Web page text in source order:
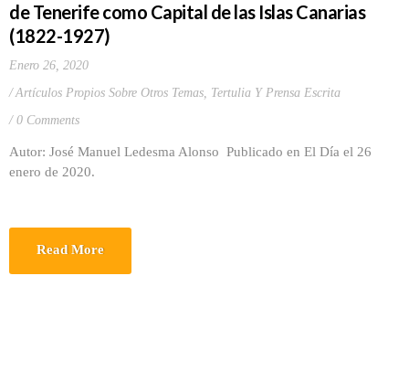
de Tenerife como Capital de las Islas Canarias
(1822-1927)
Enero 26, 2020
Artículos Propios Sobre Otros Temas, Tertulia Y Prensa Escrita
0 Comments
Autor: José Manuel Ledesma Alonso Publicado en El Día el 26
enero de 2020.
Read More